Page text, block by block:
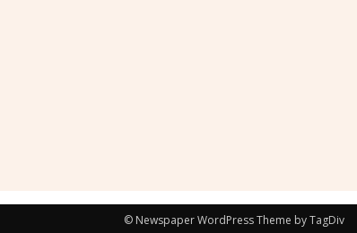
© Newspaper WordPress Theme by TagDiv